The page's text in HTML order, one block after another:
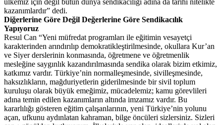
ülkemiz için değil bütün dünya sendikacılığı adına da tarihî nitelikte
kazanımlardır” dedi.
Diğerlerine Göre Değil Değerlerine Göre Sendikacılık
Yapıyoruz
Resul Can “Yeni müfredat programları ile eğitimin vesayetçi
karakterinden arındırılıp demokratikleştirilmesinde, okullara Kur’an
ve Siyer derslerinin konmasında, öğretmene ve öğretmenlik
mesleğine saygınlık kazandırılmasında sendika olarak bizim etkimiz,
katkımız vardır. Türkiye’nin normalleşmesinde, sivilleşmesinde,
haksızlıkların, mağduriyetlerin giderilmesinde bir sivil toplum
kuruluşu olarak büyük emeğimiz, mücadelemiz; kamu görevlileri
adına temin edilen kazanımların altında imzamız vardır. Bu
kararlılığı gösteren eğitim çalışanlarının, yeni Türkiye’nin yolunu
açan, ufkunu aydınlatan kahraman, bilge öncüleri sizlersiniz. Sizleri